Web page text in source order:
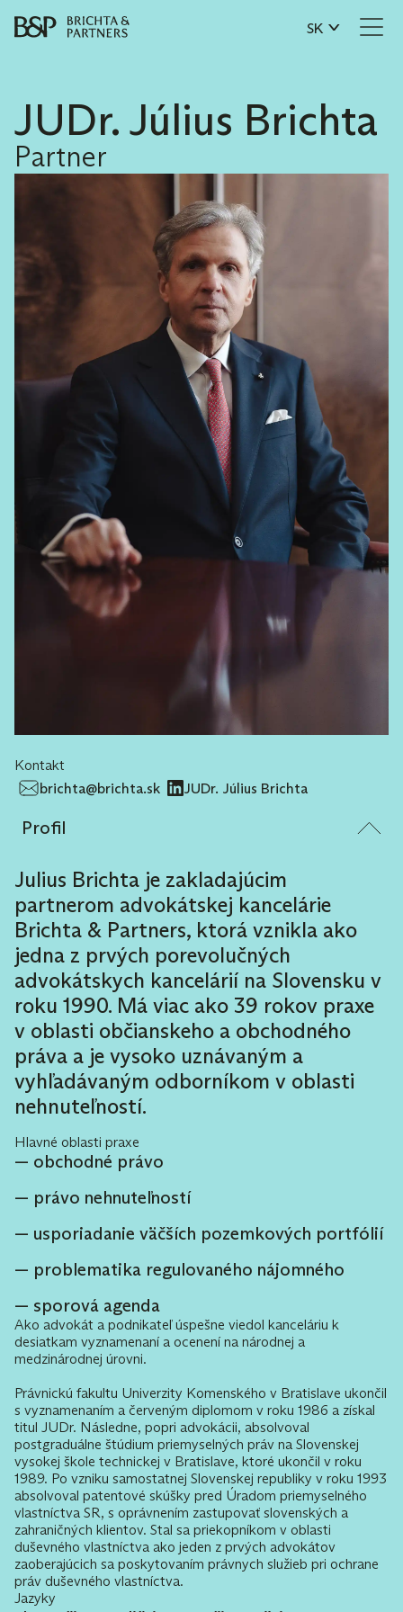
SK
JUDr. Július Brichta
Partner
Kontakt
brichta@brichta.sk
JUDr. Július Brichta
Profil
Julius Brichta je zakladajúcim
partnerom advokátskej kancelárie
Brichta & Partners, ktorá vznikla ako
jedna z prvých porevolučných
advokátskych kancelárií na Slovensku v
roku 1990. Má viac ako 39 rokov praxe
v oblasti občianskeho a obchodného
práva a je vysoko uznávaným a
vyhľadávaným odborníkom v oblasti
nehnuteľností.
Hlavné oblasti praxe
obchodné právo
právo nehnuteľností
usporiadanie väčších pozemkových portfólií
problematika regulovaného nájomného
sporová agenda
Ako advokát a podnikateľ úspešne viedol kanceláriu k
desiatkam vyznamenaní a ocenení na národnej a
medzinárodnej úrovni.
Právnickú fakultu Univerzity Komenského v Bratislave ukončil
s vyznamenaním a červeným diplomom v roku 1986 a získal
titul JUDr. Následne, popri advokácii, absolvoval
postgraduálne štúdium priemyselných práv na Slovenskej
vysokej škole technickej v Bratislave, ktoré ukončil v roku
1989. Po vzniku samostatnej Slovenskej republiky v roku 1993
absolvoval patentové skúšky pred Úradom priemyselného
vlastníctva SR, s oprávnením zastupovať slovenských a
zahraničných klientov. Stal sa priekopníkom v oblasti
duševného vlastníctva ako jeden z prvých advokátov
zaoberajúcich sa poskytovaním právnych služieb pri ochrane
práv duševného vlastníctva.
Jazyky